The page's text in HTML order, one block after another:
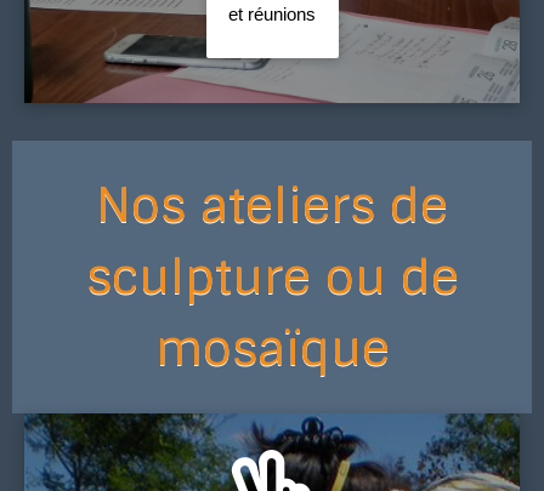
et réunions
Nos ateliers de
sculpture ou de
mosaïque